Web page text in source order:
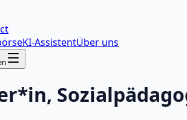
KI-AssistentÜber uns